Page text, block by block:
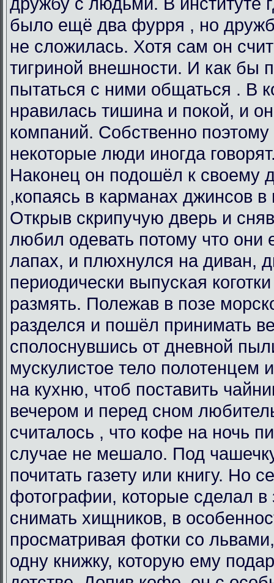
было ещё два фурря , но
не сложилась. Хотя сам он
тигриной внешности. И как бы
пытаться с ними общаться . В
нравилась тишина и покой, и
компаний. Собственно
некоторые люди иногда
Наконец он подошёл к своему
,копаясь в карманах джинсов
Открыв скрипучую дверь и
любил одевать потому что они
лапах, и плюхнулся на диван,
периодически выпуская
размять. Полежав в позе
разделся и пошёл принимать
сполоснувшись от дневной
мускулистое тело полотенцем
на кухню, чтоб поставить
вечером и перед сном
считалось , что кофе на ночь
случае не мешало. Под
почитать газету или книгу. Но
фотографии, которые сделал
снимать хищников, в
просматривая фотки со
одну книжку, которую ему